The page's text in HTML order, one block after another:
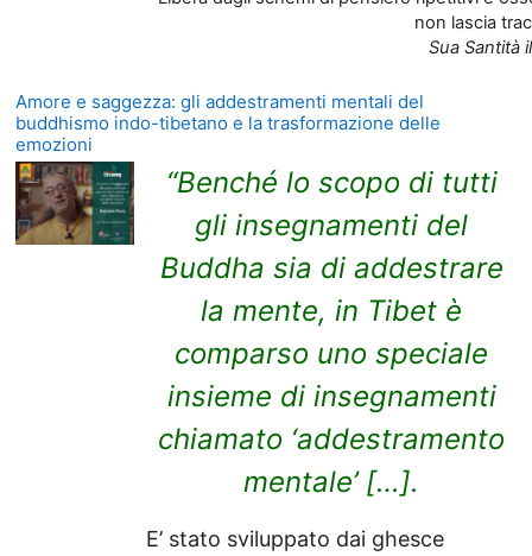
non lascia
Sua Santità
Amore e saggezza: gli addestramenti mentali del
buddhismo indo-tibetano e la trasformazione delle
emozioni
“Benché lo scopo di tutti
gli insegnamenti del
Buddha sia di addestrare
la mente, in Tibet è
comparso uno speciale
insieme di insegnamenti
chiamato ‘addestramento
mentale’ […].
E’ stato sviluppato dai ghesce